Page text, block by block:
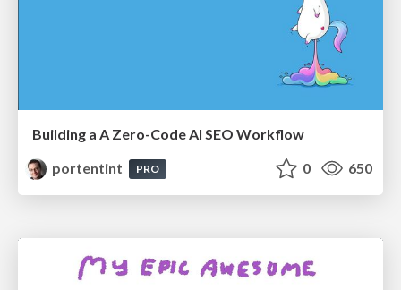
Building a A Zero-Code AI SEO Workflow
portentint
PRO 0 650